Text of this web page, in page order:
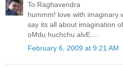
To:Raghavendra
hummm! love with imaginary
say its all about imagination
oMdu huchchu alvE....
February 6, 2009 at 9:21 AM